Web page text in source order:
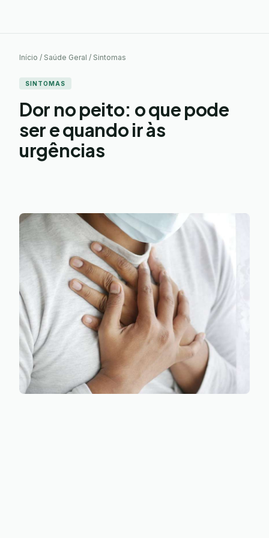
Início / Saúde Geral / Sintomas
SINTOMAS
Dor no peito: o que pode
ser e quando ir às
urgências